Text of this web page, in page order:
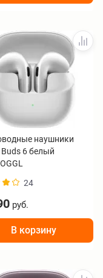
наушники
6 белый
24
руб.
В корзину